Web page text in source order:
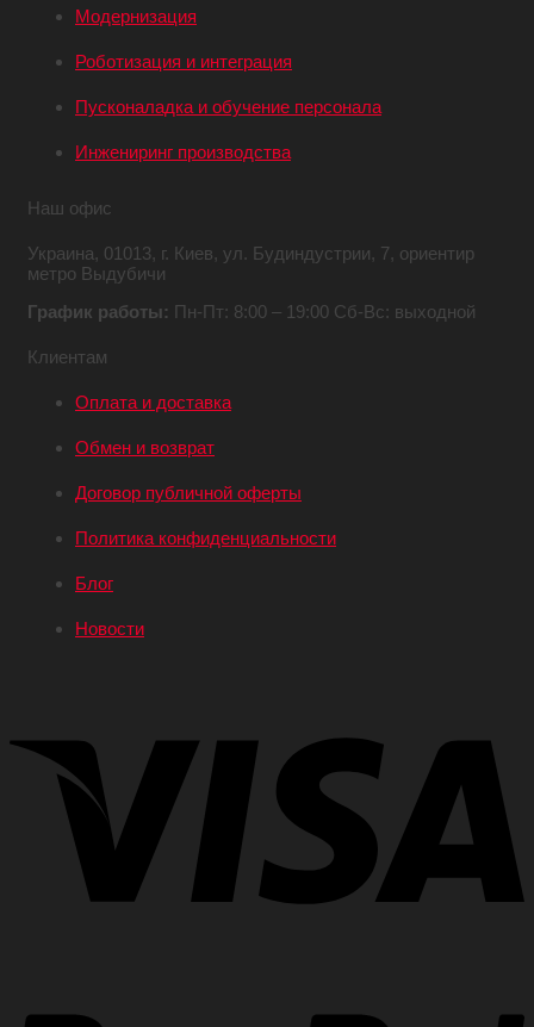
Модернизация
Роботизация и интеграция
Пусконаладка и обучение персонала
Инжениринг производства
Наш офис
Украина, 01013, г. Киев, ул. Будиндустрии, 7, ориентир
метро Выдубичи
График работы: Пн-Пт: 8:00 – 19:00 Сб-Вс: выходной
Клиентам
Оплата и доставка
Обмен и возврат
Договор публичной оферты
Политика конфиденциальности
Блог
Новости